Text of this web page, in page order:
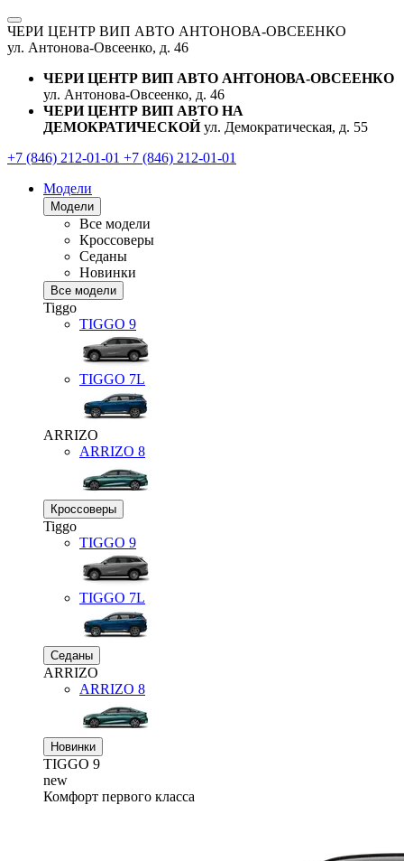
ЧЕРИ ЦЕНТР ВИП АВТО АНТОНОВА-ОВСЕЕНКО
ул. Антонова-Овсеенко, д. 46
ЧЕРИ ЦЕНТР ВИП АВТО АНТОНОВА-ОВСЕЕНКО
ул. Антонова-Овсеенко, д. 46
ЧЕРИ ЦЕНТР ВИП АВТО НА
ДЕМОКРАТИЧЕСКОЙ ул. Демократическая, д. 55
+7 (846) 212-01-01 +7 (846) 212-01-01
Модели
Модели
Все модели
Кроссоверы
Седаны
Новинки
Все модели
Tiggo
TIGGO 9
TIGGO 7L
ARRIZO
ARRIZO 8
Кроссоверы
Tiggo
TIGGO 9
TIGGO 7L
Седаны
ARRIZO
ARRIZO 8
Новинки
TIGGO 9
new
Комфорт первого класса